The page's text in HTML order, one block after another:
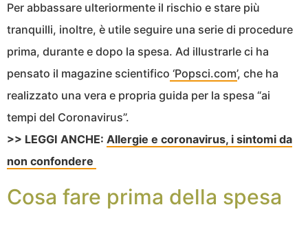
Per abbassare ulteriormente il rischio e stare più
tranquilli, inoltre, è utile seguire una serie di procedure
prima, durante e dopo la spesa. Ad illustrarle ci ha
pensato il magazine scientifico ‘Popsci.com’, che ha
realizzato una vera e propria guida per la spesa “ai
tempi del Coronavirus”.
>> LEGGI ANCHE: Allergie e coronavirus, i sintomi da
non confondere
Cosa fare prima della spesa